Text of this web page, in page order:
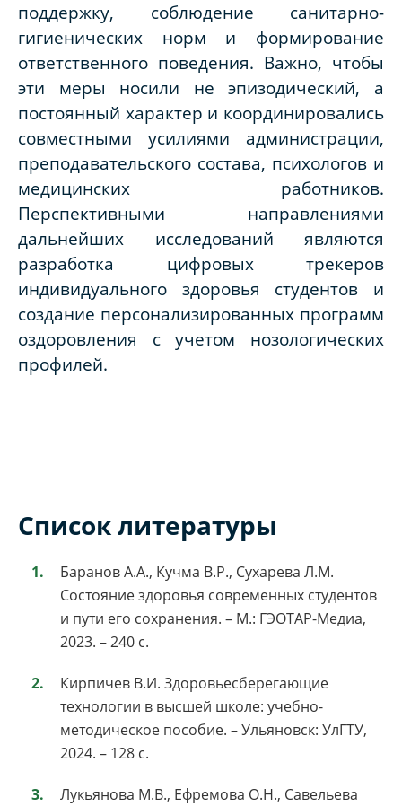
поддержку, соблюдение санитарно-
гигиенических норм и формирование
ответственного поведения. Важно, чтобы
эти меры носили не эпизодический, а
постоянный характер и координировались
совместными усилиями администрации,
преподавательского состава, психологов и
медицинских работников.
Перспективными направлениями
дальнейших исследований являются
разработка цифровых трекеров
индивидуального здоровья студентов и
создание персонализированных программ
оздоровления с учетом нозологических
профилей.
Список литературы
Баранов А.А., Кучма В.Р., Сухарева Л.М.
Состояние здоровья современных студентов
и пути его сохранения. – М.: ГЭОТАР-Медиа,
2023. – 240 с.
Кирпичев В.И. Здоровьесберегающие
технологии в высшей школе: учебно-
методическое пособие. – Ульяновск: УлГТУ,
2024. – 128 с.
Лукьянова М.В., Ефремова О.Н., Савельева